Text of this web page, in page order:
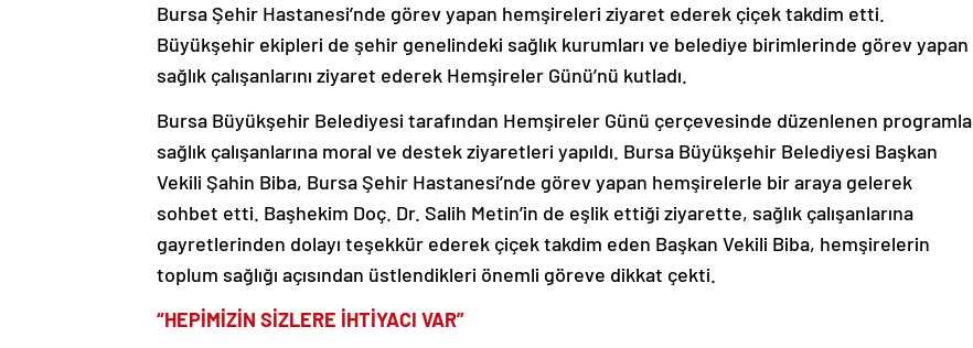
Bursa Şehir Hastanesi’nde görev yapan hemşireleri ziyaret ederek çiçek takdim etti.
Büyükşehir ekipleri de şehir genelindeki sağlık kurumları ve belediye birimlerinde görev yapan
sağlık çalışanlarını ziyaret ederek Hemşireler Günü’nü kutladı.
Bursa Büyükşehir Belediyesi tarafından Hemşireler Günü çerçevesinde düzenlenen programla
sağlık çalışanlarına moral ve destek ziyaretleri yapıldı. Bursa Büyükşehir Belediyesi Başkan
Vekili Şahin Biba, Bursa Şehir Hastanesi’nde görev yapan hemşirelerle bir araya gelerek
sohbet etti. Başhekim Doç. Dr. Salih Metin’in de eşlik ettiği ziyarette, sağlık çalışanlarına
gayretlerinden dolayı teşekkür ederek çiçek takdim eden Başkan Vekili Biba, hemşirelerin
toplum sağlığı açısından üstlendikleri önemli göreve dikkat çekti.
“HEPİMİZİN SİZLERE İHTİYACI VAR”